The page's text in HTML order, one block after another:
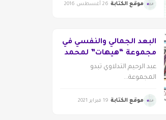
موقع الكتابة 26 أغسطس 2016
البعد الجمالي والنفسي في
مجموعة “هيهات” لمحمد
الشايب
عبد الرحيم التدلاوي تبدو
المجموعة...
موقع الكتابة 19 فبراير 2021